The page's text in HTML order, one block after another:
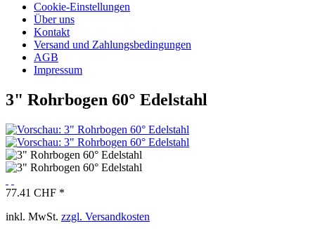
Cookie-Einstellungen
Über uns
Kontakt
Versand und Zahlungsbedingungen
AGB
Impressum
3" Rohrbogen 60° Edelstahl
77.41 CHF *
inkl. MwSt. zzgl. Versandkosten